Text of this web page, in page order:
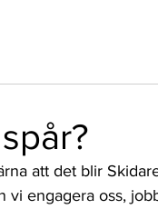
att det blir
vi engagera oss,